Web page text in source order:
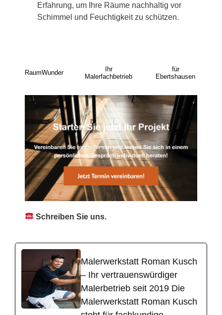
Erfahrung, um Ihre Räume nachhaltig vor
Schimmel und Feuchtigkeit zu schützen.
RaumWunder
Ihr
Malerfachbetrieb
für
Ebertshausen
Schreiben Sie uns.
Malerwerkstatt Roman Kusch
– Ihr vertrauenswürdiger
Malerbetrieb seit 2019 Die
Malerwerkstatt Roman Kusch